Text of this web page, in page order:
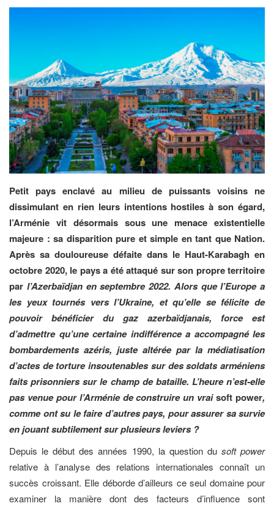
Petit pays enclavé au milieu de puissants voisins ne
dissimulant en rien leurs intentions hostiles à son égard,
l’Arménie vit désormais sous une menace existentielle
majeure : sa disparition pure et simple en tant que Nation.
Après sa douloureuse défaite dans le Haut-Karabagh en
octobre 2020, le pays a été attaqué sur son propre territoire
par l’Azerbaïdjan en septembre 2022. Alors que l’Europe a
les yeux tournés vers l’Ukraine, et qu’elle se félicite de
pouvoir bénéficier du gaz azerbaïdjanais, force est
d’admettre qu’une certaine indifférence a accompagné les
bombardements azéris, juste altérée par la médiatisation
d’actes de torture insoutenables sur des soldats arméniens
faits prisonniers sur le champ de bataille. L’heure n’est-elle
pas venue pour l’Arménie de construire un vraisoft power,
comme ont su le faire d’autres pays, pour assurer sa survie
en jouant subtilement sur plusieurs leviers ?
Depuis le début des années 1990, la question du soft power
relative à l’analyse des relations internationales connaît un
succès croissant. Elle déborde d’ailleurs ce seul domaine pour
examiner la manière dont des facteurs d’influence sont